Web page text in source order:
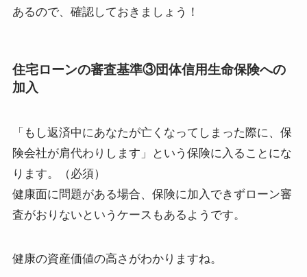
あるので、確認しておきましょう！
住宅ローンの審査基準③団体信用生命保険への
加入
「もし返済中にあなたが亡くなってしまった際に、保
険会社が肩代わりします」という保険に入ることにな
ります。（必須）
健康面に問題がある場合、保険に加入できずローン審
査がおりないというケースもあるようです。
健康の資産価値の高さがわかりますね。